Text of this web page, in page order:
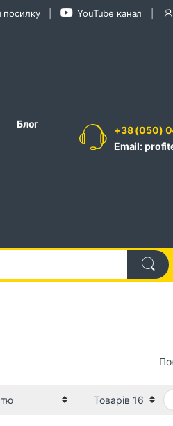
посилку YouTube канал
Блог
+38 (050)
Email: